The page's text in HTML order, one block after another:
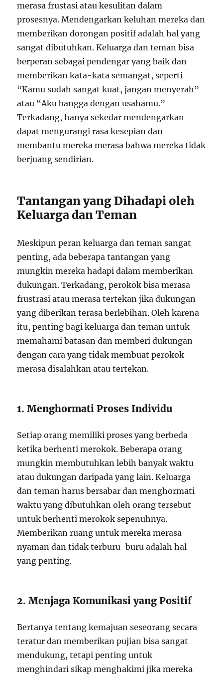
merasa frustasi atau kesulitan dalam
prosesnya. Mendengarkan keluhan mereka dan
memberikan dorongan positif adalah hal yang
sangat dibutuhkan. Keluarga dan teman bisa
berperan sebagai pendengar yang baik dan
memberikan kata-kata semangat, seperti
“Kamu sudah sangat kuat, jangan menyerah”
atau “Aku bangga dengan usahamu.”
Terkadang, hanya sekedar mendengarkan
dapat mengurangi rasa kesepian dan
membantu mereka merasa bahwa mereka tidak
berjuang sendirian.
Tantangan yang Dihadapi oleh
Keluarga dan Teman
Meskipun peran keluarga dan teman sangat
penting, ada beberapa tantangan yang
mungkin mereka hadapi dalam memberikan
dukungan. Terkadang, perokok bisa merasa
frustrasi atau merasa tertekan jika dukungan
yang diberikan terasa berlebihan. Oleh karena
itu, penting bagi keluarga dan teman untuk
memahami batasan dan memberi dukungan
dengan cara yang tidak membuat perokok
merasa disalahkan atau tertekan.
1. Menghormati Proses Individu
Setiap orang memiliki proses yang berbeda
ketika berhenti merokok. Beberapa orang
mungkin membutuhkan lebih banyak waktu
atau dukungan daripada yang lain. Keluarga
dan teman harus bersabar dan menghormati
waktu yang dibutuhkan oleh orang tersebut
untuk berhenti merokok sepenuhnya.
Memberikan ruang untuk mereka merasa
nyaman dan tidak terburu-buru adalah hal
yang penting.
2. Menjaga Komunikasi yang Positif
Bertanya tentang kemajuan seseorang secara
teratur dan memberikan pujian bisa sangat
mendukung, tetapi penting untuk
menghindari sikap menghakimi jika mereka